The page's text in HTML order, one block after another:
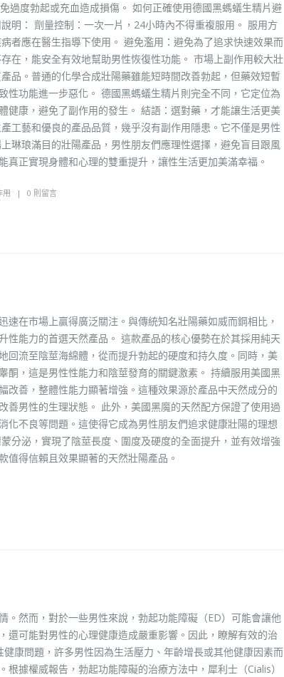
過度勃起或充血造成損傷。 如何正確使用德國黑螞蟻生精片避
明： 劑量控制：一次一片，24小時內不得重複服用。 服用方
者應在醫生指導下使用。 避免濫用：避免為了追求快速效果而
在，能安全有效地幫助男性恢復性功能。 市場上副作用較大壯
品。普通的化學合成壯陽藥雖能短時間改善勃起，但藥效短暫
性功能進一步惡化。 德國黑螞蟻生精片則完全不同，它定位為
健康，避免了副作用的發生。 結語：選對藥，才能讓生活更美
工藝和優良的產品品質，幾乎沒有副作用隱患。它不僅是男性
琳琅滿目的壯陽產品，男性朋友們應理性選擇，避免盲目跟風
正實現身體和心理的雙重提升，讓性生活更加美滿幸福。
用 0 則留言
在市場上贏得廣泛關注。與傳統知名壯陽藥如威而鋼相比，
能力的首選天然產品。 這款產品的核心優勢在於其採用純天
流至陰莖海綿體，從而提升勃起的硬度和持久度。同時，美
酮，這是男性性能力和陰莖發育的關鍵激素。 持續服用美國黑
善，整體性能力顯著增強。這種效果源於產品中天然成分的
男性的生理狀態。 此外，美國黑魔的天然配方保證了使用過
不良等問題。這使得它成為男性朋友們追求健康壯陽的理想
分泌，實現了陰莖長度、圍度及硬度的全面提升，並有效增強
值得信賴且效果顯著的天然壯陽產品。
然而，對於一些男性來說，勃起功能障礙（ED）可能會讓他
可能對男性的心理健康造成嚴重影響。因此，瞭解有效的治
康問題，許多男性因為生活壓力、年齡增長或其他健康因素而
據權威報告，勃起功能障礙的治療方法中，犀利士（Cialis）